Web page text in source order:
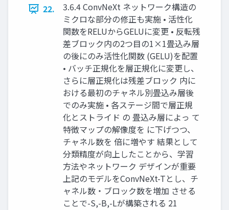
22.
3.6.4 ConvNeXt ネットワーク構造の
ミクロな部分の修正も実施 • 活性化
関数をRELUからGELUに変更 • 反転残
差ブロック内の2つ目の1×1畳込み層
の後にのみ活性化関数 (GELU)を配置
• バッチ正規化を層正規化に変更し、
さらに層正規化は残差ブロック 内に
おける最初のチャネル別畳込み層後
でのみ実施 • 各ステージ間で層正規
化とストライド の 畳込み層によっ て
特徴マップの解像度を に下げつつ、
チャネル数を 倍に増やす 結果として
分類精度が向上したことから、学習
方法やネットワーク デザインが重要
上記のモデルをConvNeXt-Tとし、チ
ャネル数・ブロック数を増加 させる
ことで-S,-B,-Lが構築される 21